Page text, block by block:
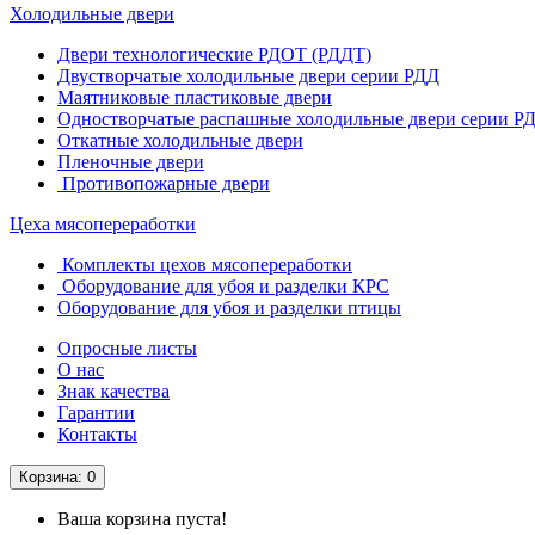
Холодильные двери
Двери технологические РДОТ (РДДТ)
Двустворчатые холодильные двери серии РДД
Маятниковые пластиковые двери
Одностворчатые распашные холодильные двери серии
Откатные холодильные двери
Пленочные двери
Противопожарные двери
Цеха мясопереработки
Комплекты цехов мясопереработки
Оборудование для убоя и разделки КРС
Оборудование для убоя и разделки птицы
Опросные листы
О нас
Знак качества
Гарантии
Контакты
Корзина: 0
Ваша корзина пуста!